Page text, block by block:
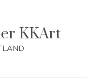
KKArt